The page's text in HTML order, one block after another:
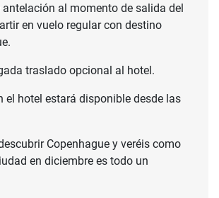
CONSULTAR
antelación al momento de salida del
en vuelo regular con destino
traslado opcional al hotel.
el hotel estará disponible desde las
Copenhague y veréis como
en diciembre es todo un